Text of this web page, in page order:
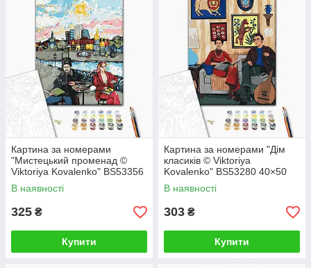
Картина за номерами
"Мистецький променад ©
Viktoriya Kovalenko" BS53356
40×50 см
В наявності
325 ₴
Купити
Картина за номерами "Дім
класиків © Viktoriya
Kovalenko" BS53280 40×50
см
В наявності
303 ₴
Купити